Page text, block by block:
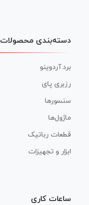
دسته‌بندی محصولات
برد آردوینو
رزبری پای
سنسورها
ماژول‌ها
قطعات رباتیک
ابزار و تجهیزات
ساعات کاری